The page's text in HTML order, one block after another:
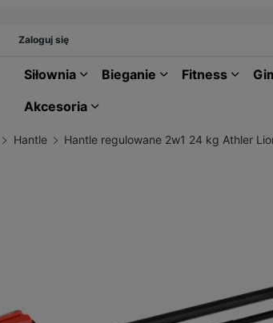
Zaloguj się
Siłownia Bieganie Fitness
Akcesoria
Hantle Hantle regulowane 2w1 24 kg Athler